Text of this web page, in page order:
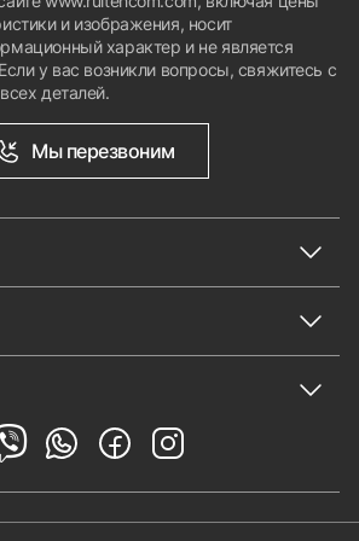
и изображения, носит
характер и не является
у вас возникли вопросы, свяжитесь с
деталей.
Мы перезвоним